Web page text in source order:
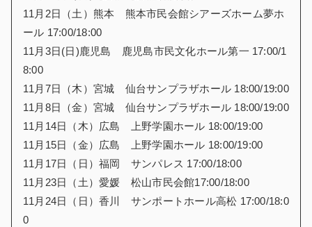
11月2日（土）熊本 熊本市民会館シアーズホーム夢ホ
ール 17:00/18:00
11月3日(日)鹿児島 鹿児島市民文化ホール第一 17:00/1
8:00
11月7日（木）宮城 仙台サンプラザホール 18:00/19:00
11月8日（金）宮城 仙台サンプラザホール 18:00/19:00
11月14日（木）広島 上野学園ホール 18:00/19:00
11月15日（金）広島 上野学園ホール 18:00/19:00
11月17日（日）福岡 サンパレス 17:00/18:00
11月23日（土）愛媛 松山市民会館17:00/18:00
11月24日（日）香川 サンポートホール高松 17:00/18:0
0